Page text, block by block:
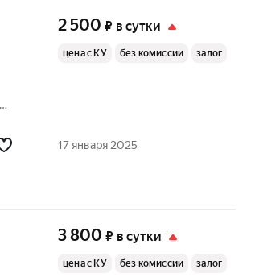
2 500 ₽ в сутки
цена с КУ без комиссии залог
17 января 2025
3 800 ₽ в сутки
цена с КУ без комиссии залог